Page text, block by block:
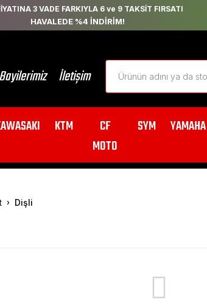
3 VADE FARKIYLA 6 ve 9 TAKSİT FIRSATI
HAVALEDE %4 İNDİRİM!
Bayilerimiz İletişim
KTM
CF
MOTO
SYM YAMAHA
Dişli